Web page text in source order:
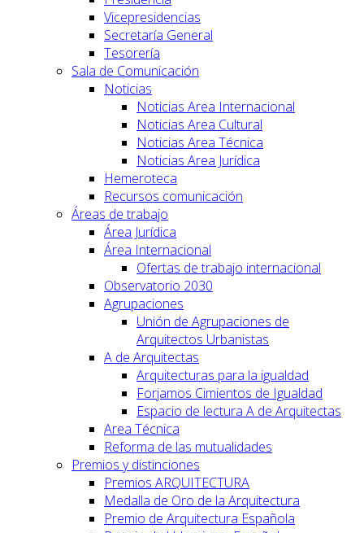
Vicepresidencias
Secretaría General
Tesorería
Sala de Comunicación
Noticias
Noticias Area Internacional
Noticias Area Cultural
Noticias Area Técnica
Noticias Area Jurídica
Hemeroteca
Recursos comunicación
Áreas de trabajo
Área Jurídica
Área Internacional
Ofertas de trabajo internacional
Observatorio 2030
Agrupaciones
Unión de Agrupaciones de
Arquitectos Urbanistas
A de Arquitectas
Arquitecturas para la igualdad
Forjamos Cimientos de Igualdad
Espacio de lectura A de Arquitectas
Area Técnica
Reforma de las mutualidades
Premios y distinciones
Premios ARQUITECTURA
Medalla de Oro de la Arquitectura
Premio de Arquitectura Española